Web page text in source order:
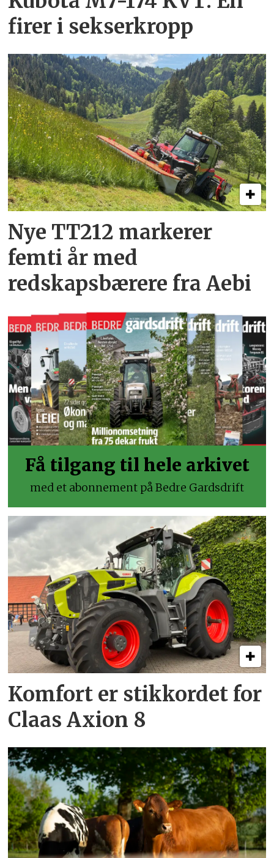
firer i sekserkropp
Nye TT212 markerer
femti år­ med
redskapsbærere fra Aebi
Få tilgang til hele arkivet
med et abonnement på Bedre Gardsdrift
Komfort er stikkordet for
Claas Axion 8